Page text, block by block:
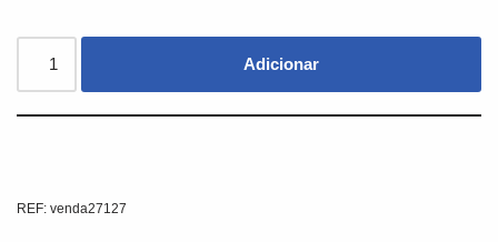
Adicionar
REF: venda27127